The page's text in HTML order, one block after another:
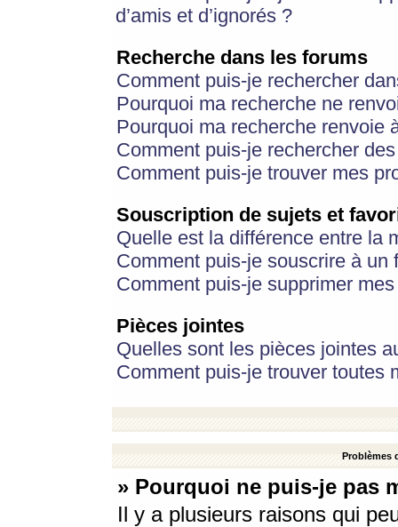
d’amis et d’ignorés ?
Recherche dans les forums
Comment puis-je rechercher
Pourquoi ma recherche ne
Pourquoi ma recherche renvoie
Comment puis-je rechercher
Comment puis-je trouver mes
Souscription de sujets et
Quelle est la différence entre la
Comment puis-je souscrire à
Comment puis-je supprimer
Pièces jointes
Quelles sont les pièces jointes
Comment puis-je trouver toutes
Problèmes
» Pourquoi ne puis-je pas
Il y a plusieurs raisons qui